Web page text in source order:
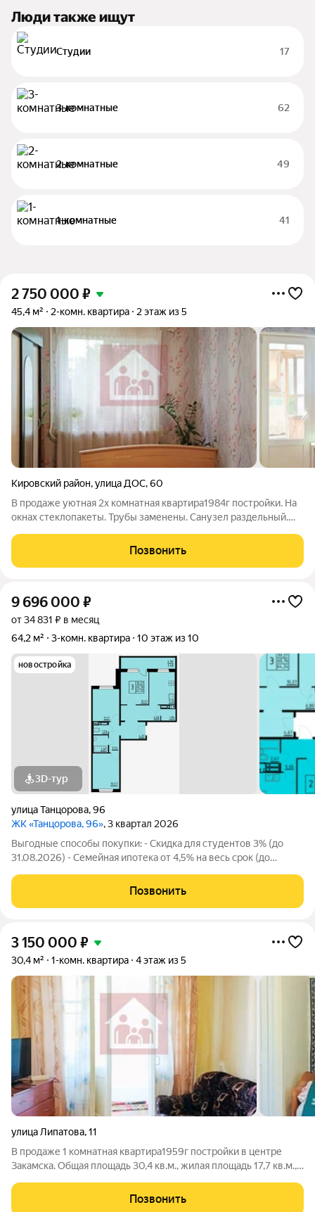
Люди также ищут
Студии 17
3-комнатные 62
2-комнатные 49
1-комнатные 41
2 750 000 ₽
45,4 м² 2-комн. квартира 2 этаж из 5
Кировский район,улица ДОС,60
В продаже уютная 2х комнатная квартира1984г постройки. На
окнах стеклопакеты. Трубы заменены. Санузел раздельный.
доступности. Звоните, договоримся о просмотре. ID объекта в
нашей базе: 636
Позвонить
9 696 000 ₽
от 34 831 ₽ в месяц
64,2 м²
3-комн. квартира 10 этаж из 10
новостройка
3D-тур
улица Танцорова,96
ЖК «Танцорова, 96», 3 квартал 2026
Выгодные способы покупки: - Скидка для студентов 3% (до
31.08.2026) - Семейная ипотека от 4,5% на весь срок (до
Скидка до 3% за каждого ребёнка (до 31.08.2026) -
Материнский и жилищный
Позвонить
3 150 000 ₽
30,4 м² 1-комн. квартира 4 этаж из 5
улица Липатова,11
В продаже 1 комнатная квартира1959г постройки в центре
Закамска. Общая площадь 30,4 кв.м., жилая площадь 17,7 кв.м.,
Санузел совмещенный. Вся инфраструктура находится в
шаговой доступности:
Позвонить